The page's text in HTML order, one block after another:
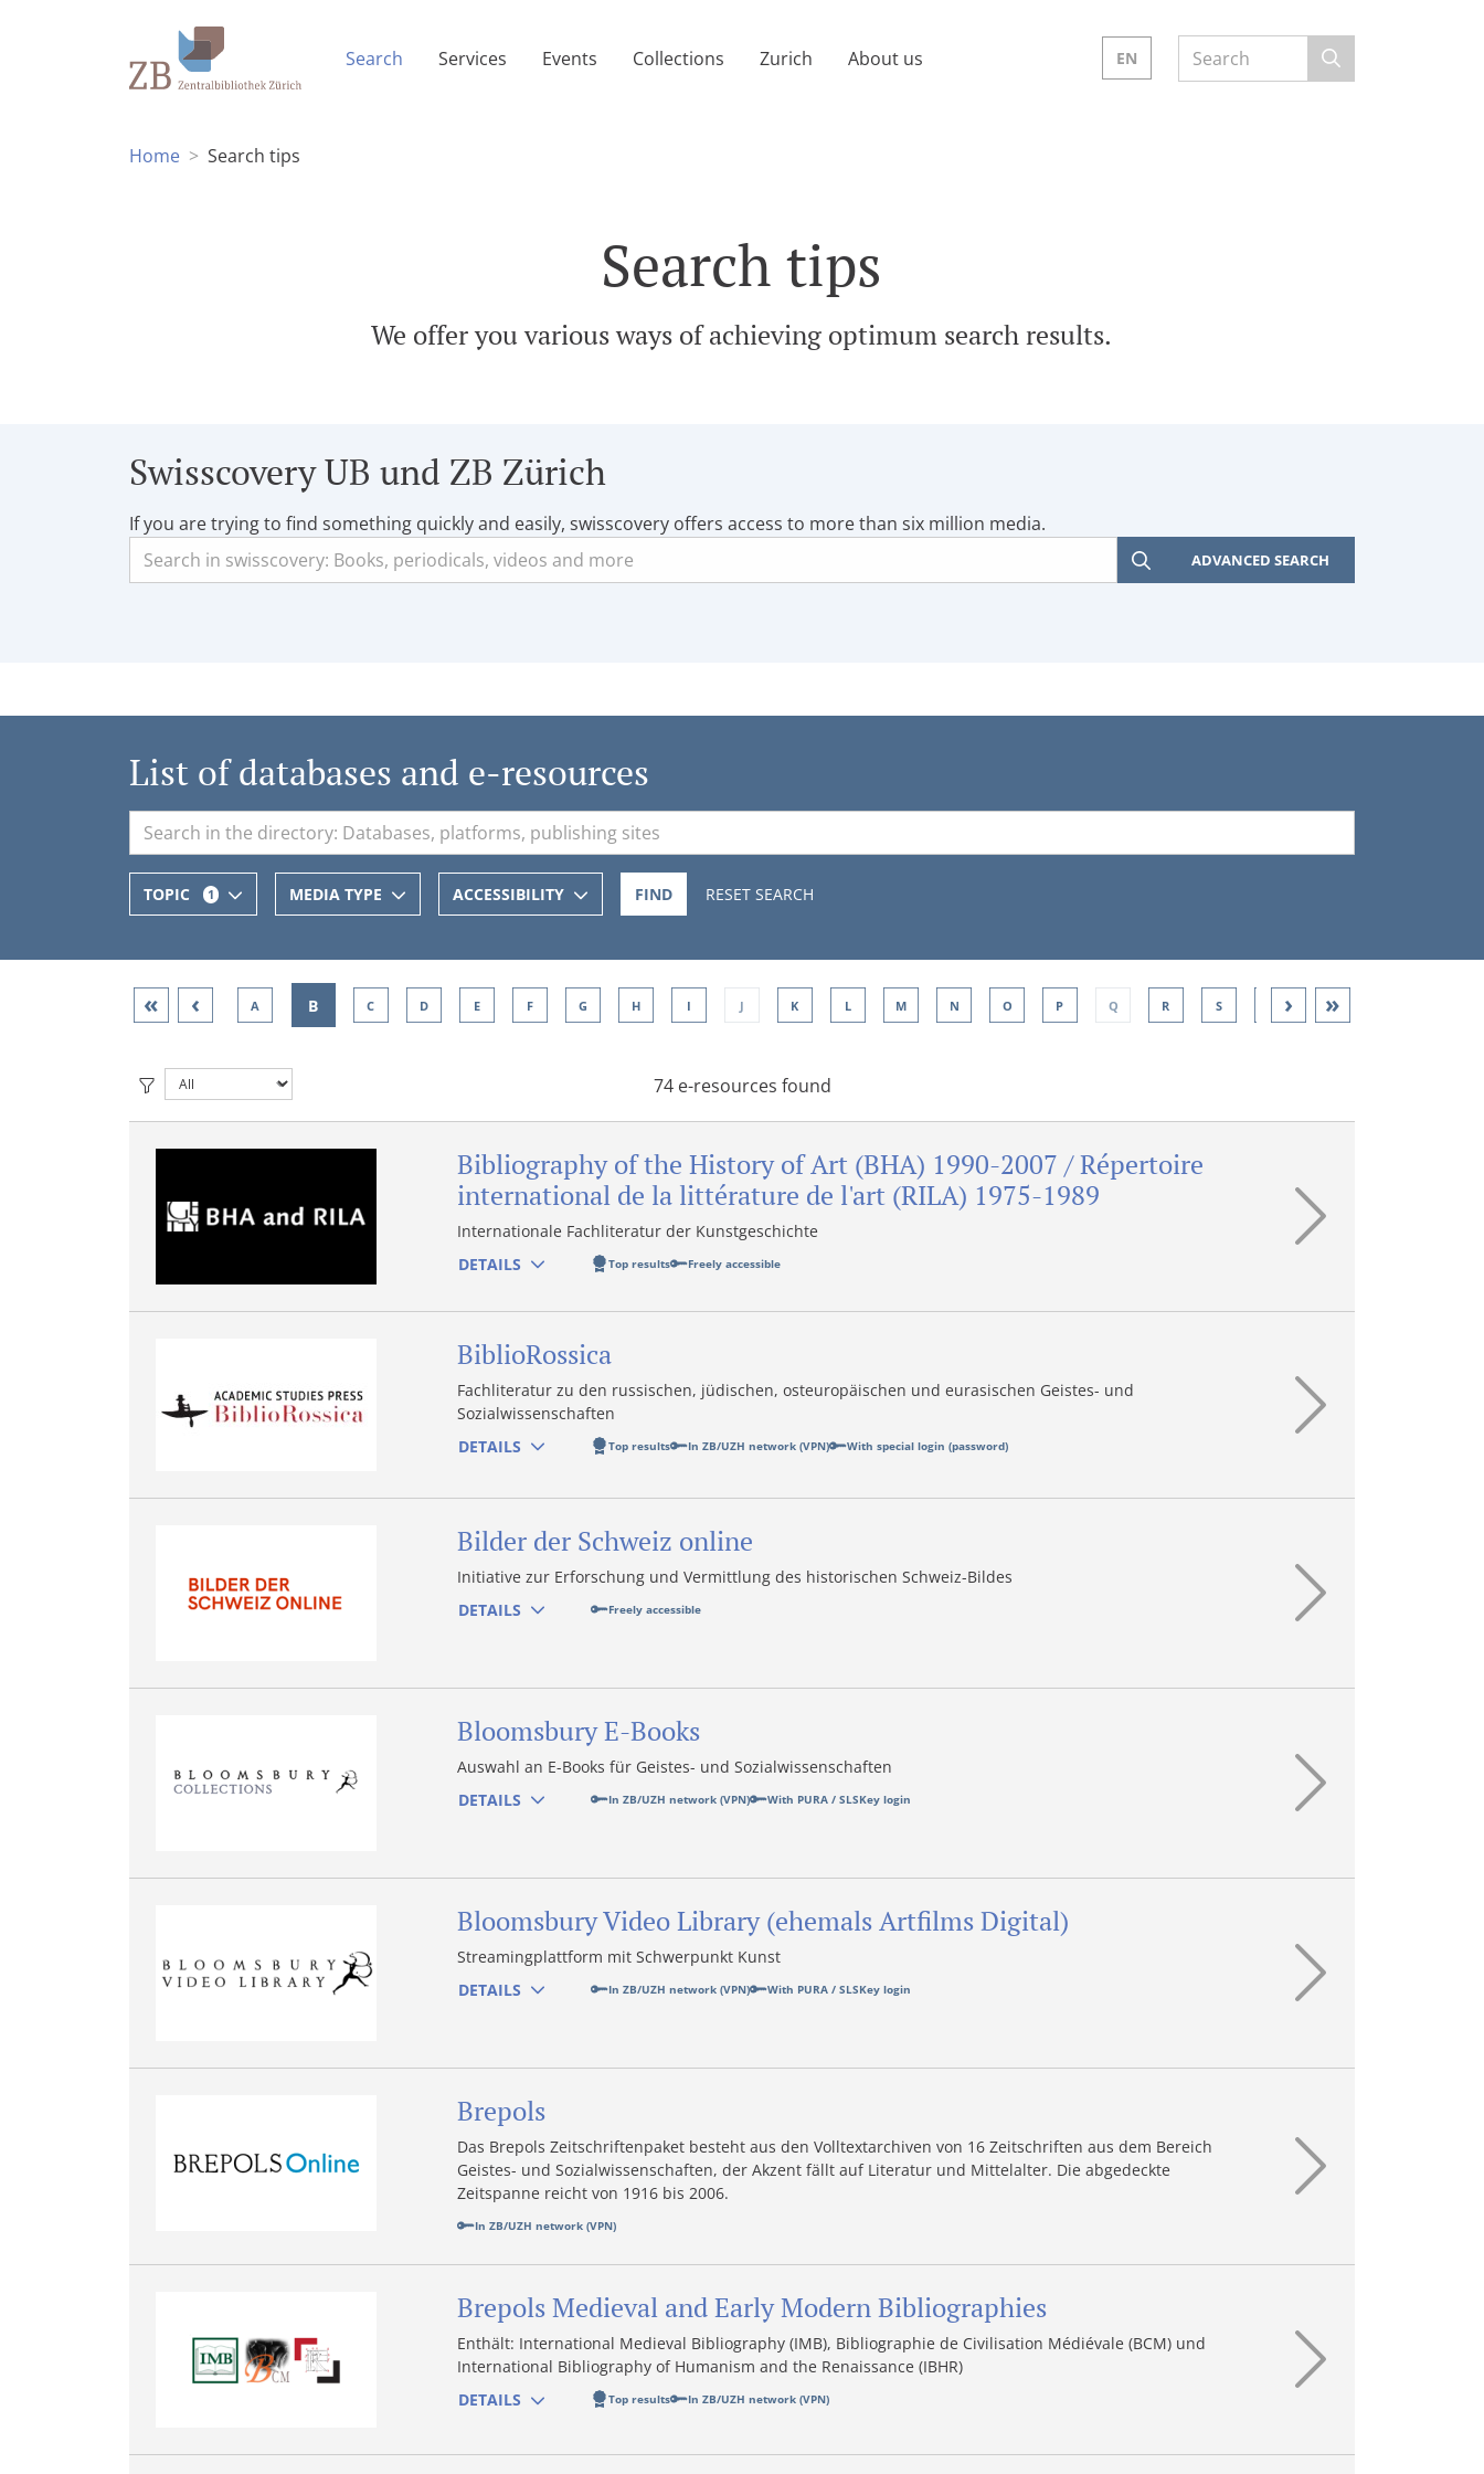
Search (Current page)
Services Events Collections Zurich About us EN
Home Search tips
Search tips
We offer you various ways of achieving optimum search results.
Swisscovery UB und ZB Zürich
If you are trying to find something quickly and easily, swisscovery offers access to more than six million media.
ADVANCED SEARCH
List of databases and e-resources
TOPIC 1 MEDIA TYPE ACCESSIBILITY FIND RESET SEARCH
« ‹ A B C D E F G H I J K L M N O P Q R S U
› »
74 e-resources found
Bibliography of the History of Art (BHA) 1990-2007 / Répertoire
international de la littérature de l'art (RILA) 1975-1989
Internationale Fachliteratur der Kunstgeschichte
DETAILS
Top results Freely accessible
BiblioRossica
Fachliteratur zu den russischen, jüdischen, osteuropäischen und eurasischen Geistes- und
Sozialwissenschaften
DETAILS
Top results In ZB/UZH network (VPN) With special login (password)
Bilder der Schweiz online
Initiative zur Erforschung und Vermittlung des historischen Schweiz-Bildes
DETAILS
Freely accessible
Bloomsbury E-Books
Auswahl an E-Books für Geistes- und Sozialwissenschaften
DETAILS
In ZB/UZH network (VPN) With PURA / SLSKey login
Bloomsbury Video Library (ehemals Artfilms Digital)
Streamingplattform mit Schwerpunkt Kunst
DETAILS
In ZB/UZH network (VPN) With PURA / SLSKey login
Brepols
Das Brepols Zeitschriftenpaket besteht aus den Volltextarchiven von 16 Zeitschriften aus dem Bereich
Geistes- und Sozialwissenschaften, der Akzent fällt auf Literatur und Mittelalter. Die abgedeckte
Zeitspanne reicht von 1916 bis 2006.
In ZB/UZH network (VPN)
Brepols Medieval and Early Modern Bibliographies
Enthält: International Medieval Bibliography (IMB), Bibliographie de Civilisation Médiévale (BCM) und
International Bibliography of Humanism and the Renaissance (IBHR)
DETAILS
Top results In ZB/UZH network (VPN)